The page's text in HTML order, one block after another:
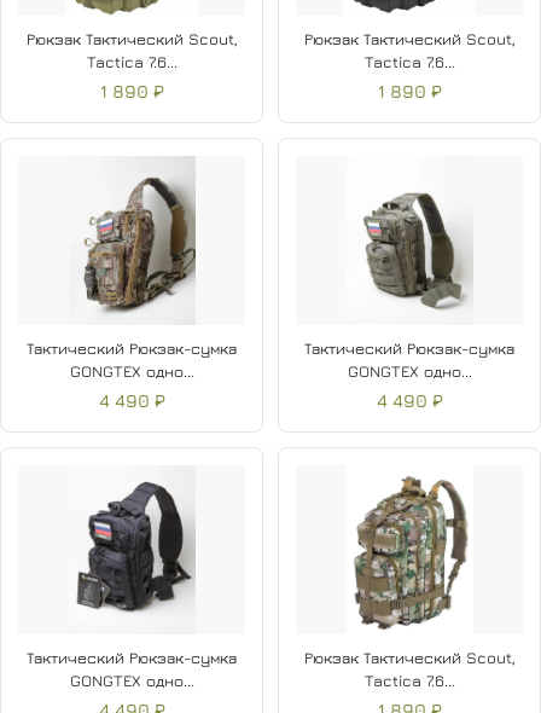
Рюкзак Тактический Scout,
Tactica 7.6...
1 890 ₽
Рюкзак Тактический Scout,
Tactica 7.6...
1 890 ₽
Тактический Рюкзак-сумка
GONGTEX одно...
4 490 ₽
Тактический Рюкзак-сумка
GONGTEX одно...
4 490 ₽
Тактический Рюкзак-сумка
GONGTEX одно...
Рюкзак Тактический Scout,
Tactica 7.6...